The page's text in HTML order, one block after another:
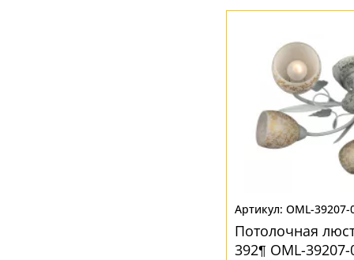
OML-39207-
Потолочная
392¶ OML-39207-